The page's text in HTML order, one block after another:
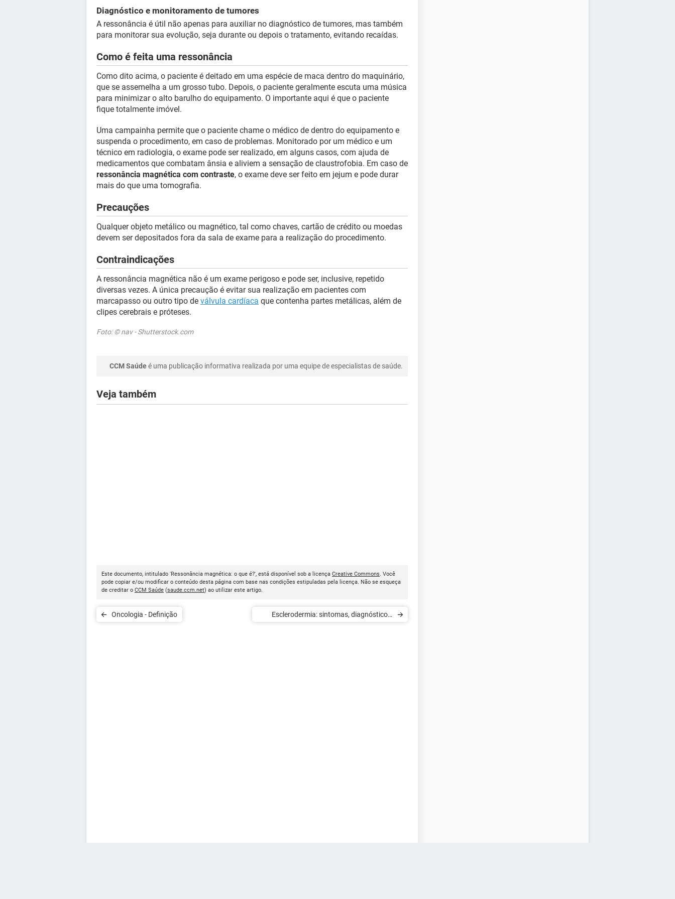
Diagnóstico e monitoramento de tumores
A ressonância é útil não apenas para auxiliar no diagnóstico de tumores, mas também
para monitorar sua evolução, seja durante ou depois o tratamento, evitando recaídas.
Como é feita uma ressonância
Como dito acima, o paciente é deitado em uma espécie de maca dentro do maquinário,
que se assemelha a um grosso tubo. Depois, o paciente geralmente escuta uma música
para minimizar o alto barulho do equipamento. O importante aqui é que o paciente
fique totalmente imóvel.
Uma campainha permite que o paciente chame o médico de dentro do equipamento e
suspenda o procedimento, em caso de problemas. Monitorado por um médico e um
técnico em radiologia, o exame pode ser realizado, em alguns casos, com ajuda de
medicamentos que combatam ânsia e aliviem a sensação de claustrofobia. Em caso de
ressonância magnética com contraste, o exame deve ser feito em jejum e pode durar
mais do que uma tomografia.
Precauções
Qualquer objeto metálico ou magnético, tal como chaves, cartão de crédito ou moedas
devem ser depositados fora da sala de exame para a realização do procedimento.
Contraindicações
A ressonância magnética não é um exame perigoso e pode ser, inclusive, repetido
diversas vezes. A única precaução é evitar sua realização em pacientes com
marcapasso ou outro tipo de válvula cardíaca que contenha partes metálicas, além de
clipes cerebrais e próteses.
Foto: © nav - Shutterstock.com
CCM Saúdeé uma publicação informativa realizada por uma equipe de especialistas de saúde.
Veja também
Este documento, intitulado 'Ressonância magnética: o que é?', está disponível sob a licença Creative Commons. Você
pode copiar e/ou modificar o conteúdo desta página com base nas condições estipuladas pela licença. Não se esqueça
de creditar o CCM Saúde (saude.ccm.net) ao utilizar este artigo.
Oncologia - Definição
Esclerodermia: sintomas, diagnóstico e